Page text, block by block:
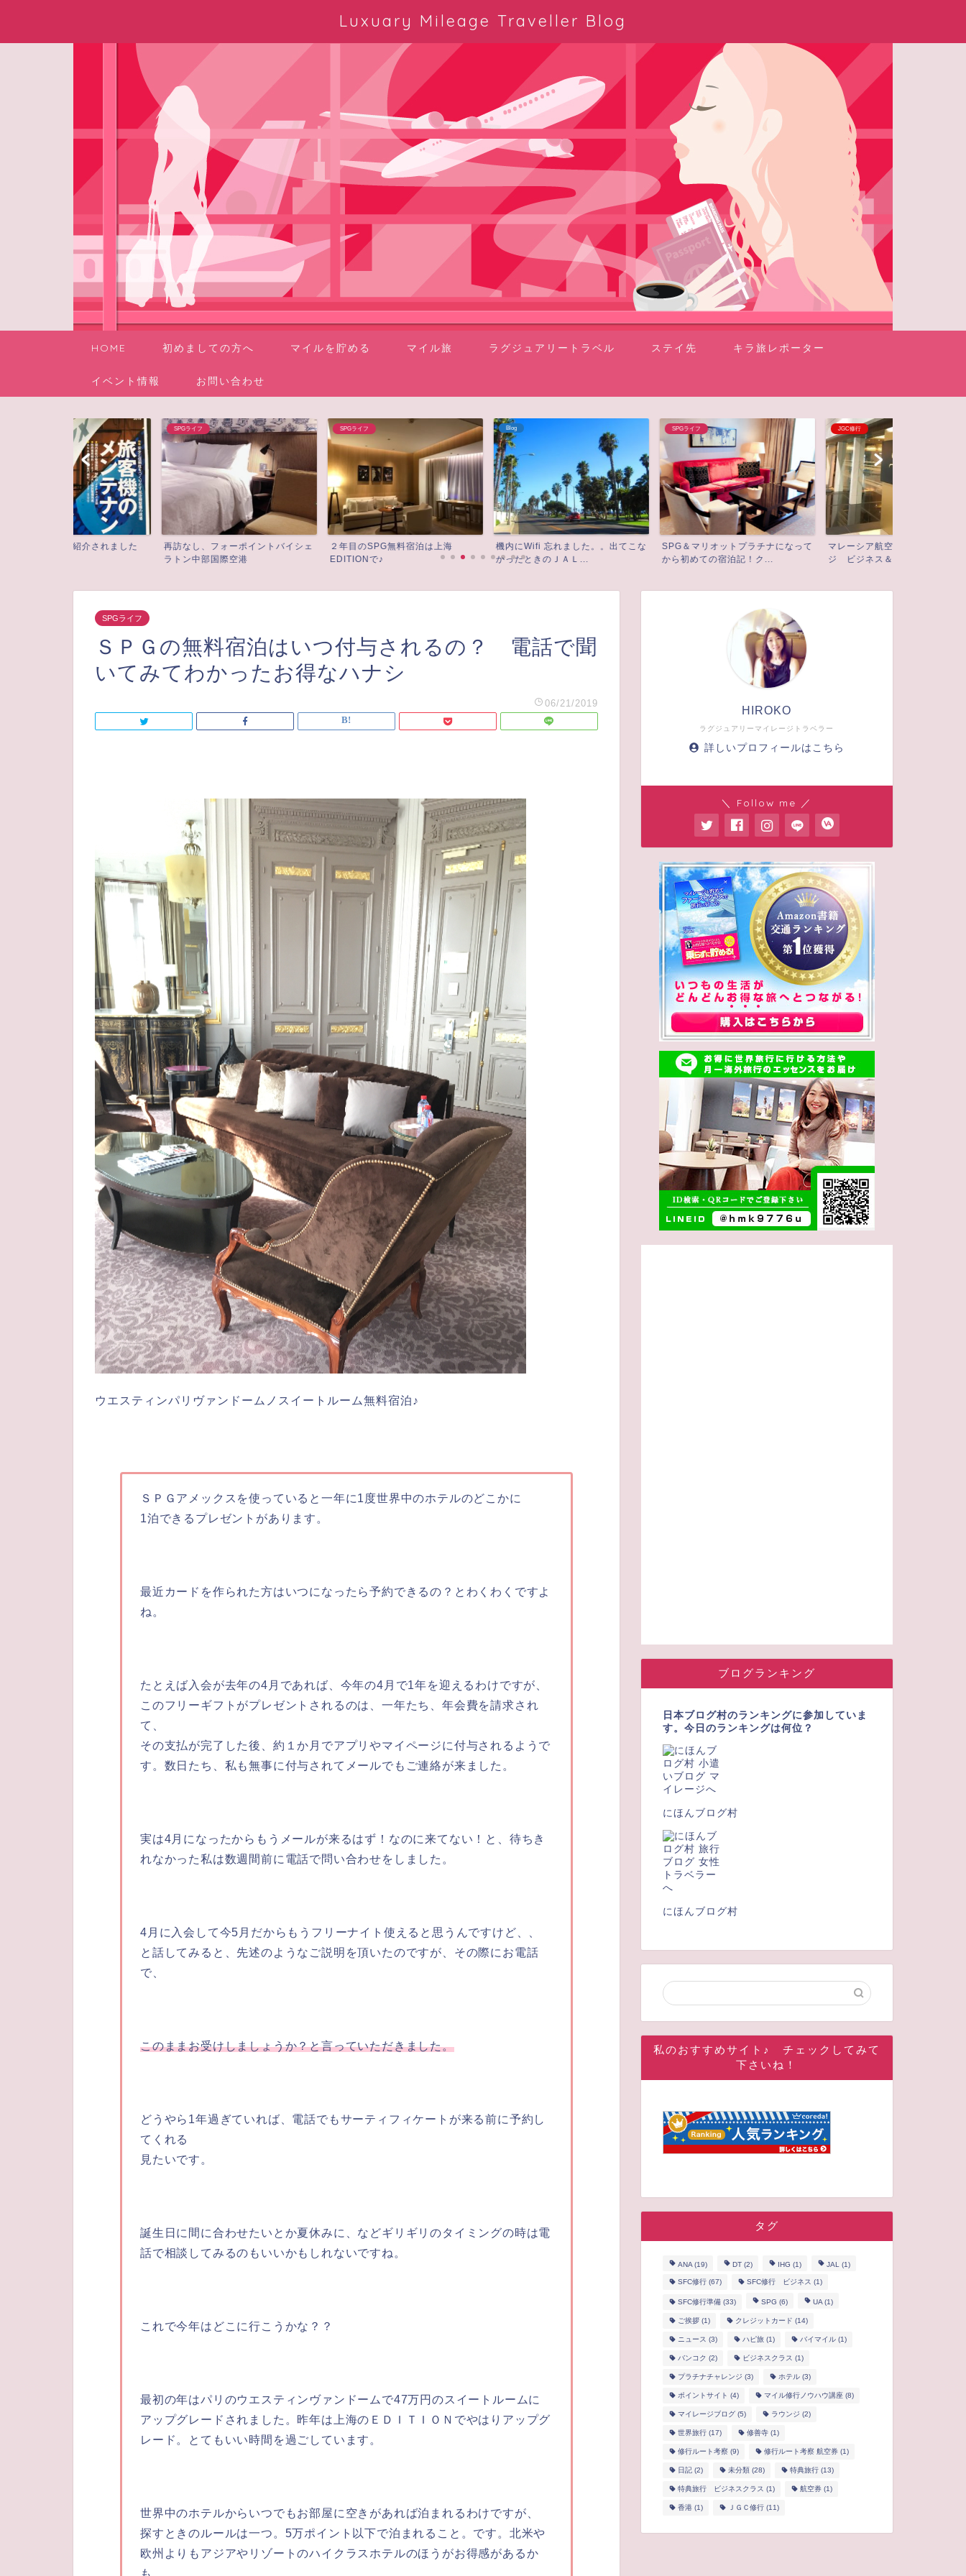
Luxuary Mileage Traveller Blog
HOME 初めましての方へ マイルを貯める マイル旅 ラグジュアリートラベル ステイ先 キラ旅レポーター
イベント情報 お問い合わせ
SPGライフ
再訪なし、フォーポイントバイシェ
SPGライフ
２年目のSPG無料宿泊は上海
EDITIONで♪
機内にWifi 忘れました。。出てこな
かったときのＪＡＬ...
SPG＆マリオットプラチナになって
から初めての宿泊記！ク...
JGC修行
マレーシア航空ゴールデンラウン
ジ ビジネス＆ファーストラ...
SPGライフ
ＳＰＧの無料宿泊はいつ付与されるの？ 電話で聞
いてみてわかったお得なハナシ
06/21/2019
ウエスティンパリヴァンドームノスイートルーム無料宿泊♪
ＳＰＧアメックスを使っていると一年に1度世界中のホテルのどこかに
1泊できるプレゼントがあります。
最近カードを作られた方はいつになったら予約できるの？とわくわくですよ
ね。
たとえば入会が去年の4月であれば、今年の4月で1年を迎えるわけですが、
このフリーギフトがプレゼントされるのは、一年たち、年会費を請求され
て、
その支払が完了した後、約１か月でアプリやマイページに付与されるようで
す。数日たち、私も無事に付与されてメールでもご連絡が来ました。
実は4月になったからもうメールが来るはず！なのに来てない！と、待ちき
れなかった私は数週間前に電話で問い合わせをしました。
4月に入会して今5月だからもうフリーナイト使えると思うんですけど、、
と話してみると、先述のようなご説明を頂いたのですが、その際にお電話
で、
このままお受けしましょうか？と言っていただきました。
どうやら1年過ぎていれば、電話でもサーティフィケートが来る前に予約し
てくれる
見たいです。
誕生日に間に合わせたいとか夏休みに、などギリギリのタイミングの時は電
話で相談してみるのもいいかもしれないですね。
これで今年はどこに行こうかな？？
最初の年はパリのウエスティンヴァンドームで47万円のスイートルームに
アップグレードされました。昨年は上海のＥＤＩＴＩＯＮでやはりアップグ
レード。とてもいい時間を過ごしています。
世界中のホテルからいつでもお部屋に空きがあれば泊まれるわけですが、
探すときのルールは一つ。5万ポイント以下で泊まれること。です。北米や
欧州よりもアジアやリゾートのハイクラスホテルのほうがお得感があるか
も。
ラグジュアリーマイレージトラベラー
HIROKO
詳しいプロフィールはこちら
＼ Follow me ／
ブログランキング
日本ブログ村のランキングに参加していま
す。今日のランキングは何位？
にほんブログ村
にほんブログ村
私のおすすめサイト♪ チェックしてみて
下さいね！
タグ
ANA(19) DT(2) IHG (1) JAL (1)
SFC修行(67) SFC修行 ビジネス (1)
SFC修行準備(33) SPG (6) UA(1)
ご挨拶(1) クレジットカード (14)
ニュース (3) ハピ旅(1) バイマイル(1)
バンコク (2) ビジネスクラス (1)
プラチナチャレンジ (3) ホテル(3)
ポイントサイト (4) マイル修行ノウハウ講座(8)
マイレージブログ(5) ラウンジ (2)
世界旅行(17) 修善寺(1)
修行ルート考察(9) 修行ルート考察 航空券(1)
日記(2) 未分類(28) 特典旅行(13)
特典旅行 ビジネスクラス (1) 航空券(1)
香港(1) ＪＧＣ修行(11)